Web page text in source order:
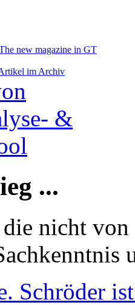
new magazine in GT
im Archiv
...
nicht
Schröder